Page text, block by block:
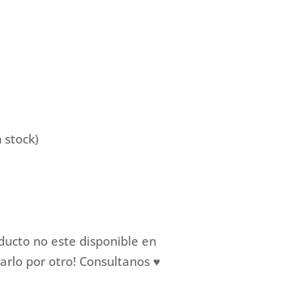
stock)
no este disponible en
por otro! Consultanos ♥